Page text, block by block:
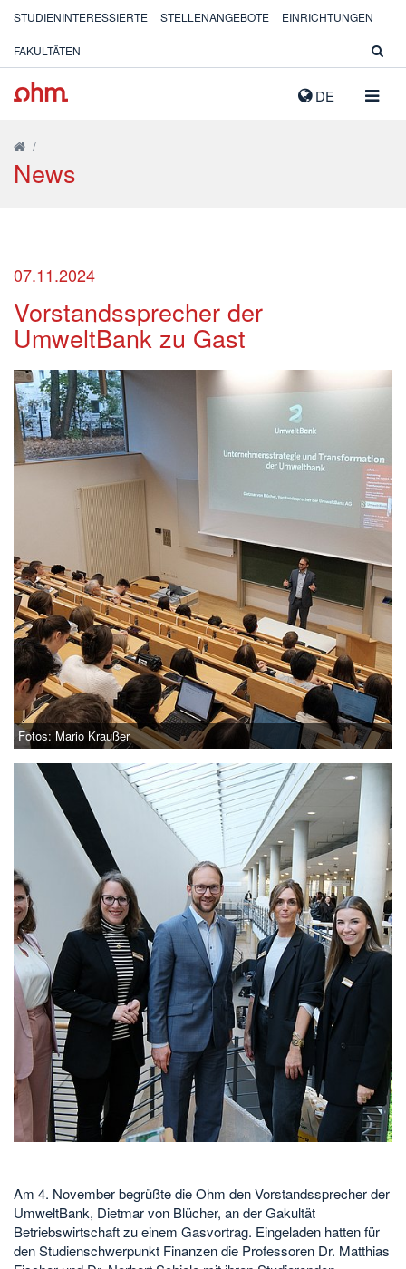
DE
STUDIENINTERESSIERTE STELLENANGEBOTE EINRICHTUNGEN
FAKULTÄTEN
/
News
07.11.2024
Vorstandssprecher der
UmweltBank zu Gast
Fotos: Mario Kraußer
Am 4. November begrüßte die Ohm den Vorstandssprecher der
UmweltBank, Dietmar von Blücher, an der Gakultät
Betriebswirtschaft zu einem Gasvortrag. Eingeladen hatten für
den Studienschwerpunkt Finanzen die Professoren Dr. Matthias